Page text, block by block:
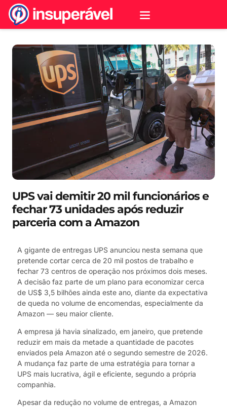
UPS vai demitir 20 mil funcionários e
fechar 73 unidades após reduzir
parceria com a Amazon
A gigante de entregas UPS anunciou nesta semana que
pretende cortar cerca de 20 mil postos de trabalho e
fechar 73 centros de operação nos próximos dois meses.
A decisão faz parte de um plano para economizar cerca
de US$ 3,5 bilhões ainda este ano, diante da expectativa
de queda no volume de encomendas, especialmente da
Amazon — seu maior cliente.
A empresa já havia sinalizado, em janeiro, que pretende
reduzir em mais da metade a quantidade de pacotes
enviados pela Amazon até o segundo semestre de 2026.
A mudança faz parte de uma estratégia para tornar a
UPS mais lucrativa, ágil e eficiente, segundo a própria
companhia.
Apesar da redução no volume de entregas, a Amazon